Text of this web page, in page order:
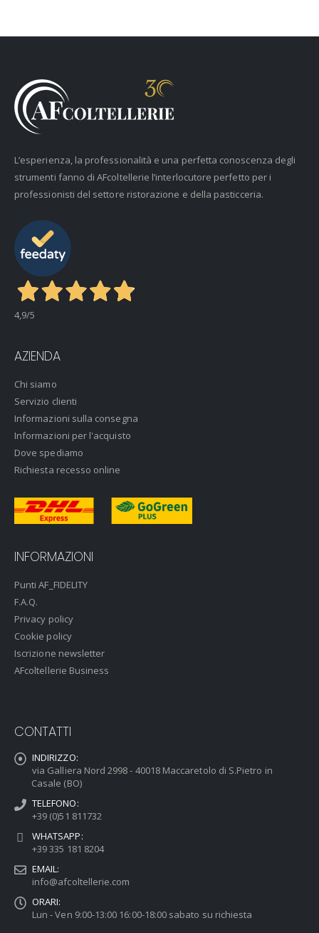
L’esperienza, la professionalità e una perfetta conoscenza degli
strumenti fanno di AFcoltellerie l’interlocutore perfetto per i
professionisti del settore ristorazione e della pasticceria.
4,9/5
AZIENDA
Chi siamo
Servizio clienti
Informazioni sulla consegna
Informazioni per l'acquisto
Dove spediamo
Richiesta recesso online
INFORMAZIONI
Punti AF_FIDELITY
F.A.Q.
Privacy policy
Cookie policy
Iscrizione newsletter
AFcoltellerie Business
CONTATTI
INDIRIZZO:
via Galliera Nord 2998 - 40018 Maccaretolo di S.Pietro in
Casale (BO)
TELEFONO:
+39 (0)51 811732
WHATSAPP:
+39 335 181 8204
EMAIL:
info@afcoltellerie.com
ORARI:
Lun - Ven 9:00-13:00 16:00-18:00 sabato su richiesta